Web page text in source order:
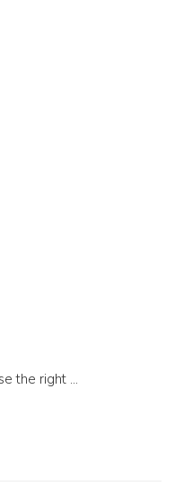
Parmigiano Reggiano: how to choose the right one